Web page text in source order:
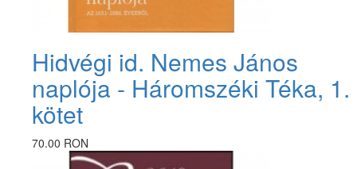
Hidvégi id. Nemes János
naplója - Háromszéki Téka, 1.
kötet
70.00 RON